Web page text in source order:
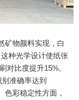
矿物颜料实现，白
种光学设计使纸张
对比度提升15%。
准确率达到
色彩稳定性方面，